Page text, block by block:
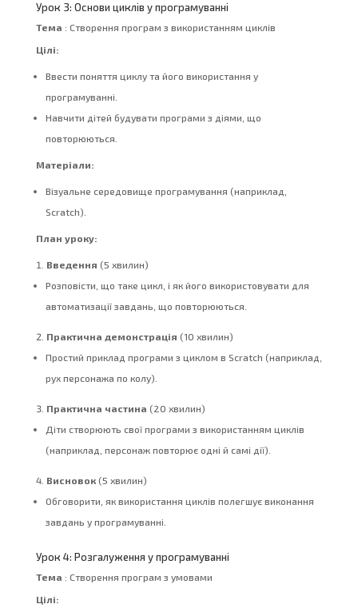
Урок 3: Основи циклів у програмуванні
Тема : Створення програм з використанням циклів
Цілі:
Ввести поняття циклу та його використання у
програмуванні.
Навчити дітей будувати програми з діями, що
повторюються.
Матеріали:
Візуальне середовище програмування (наприклад,
Scratch).
План уроку:
Введення (5 хвилин)
Розповісти, що таке цикл, і як його використовувати для
автоматизації завдань, що повторюються.
Практична демонстрація (10 хвилин)
Простий приклад програми з циклом в Scratch (наприклад,
рух персонажа по колу).
Практична частина (20 хвилин)
Діти створюють свої програми з використанням циклів
(наприклад, персонаж повторює одні й самі дії).
Висновок(5 хвилин)
Обговорити, як використання циклів полегшує виконання
завдань у програмуванні.
Урок 4: Розгалуження у програмуванні
Тема : Створення програм з умовами
Цілі: